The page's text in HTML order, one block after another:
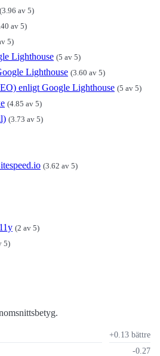
(3.96 av 5)
av 5)
5)
Lighthouse (5 av 5)
Lighthouse (3.60 av 5)
enligt Google Lighthouse (5 av 5)
(4.85 av 5)
(3.73 av 5)
(3.62 av 5)
(2 av 5)
5)
+0.13 bättre
-0.27